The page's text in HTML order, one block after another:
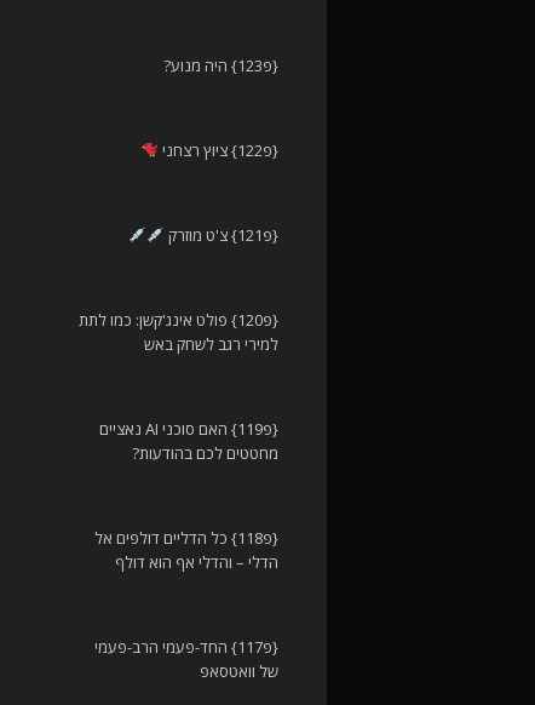
{פ123} היה מנוע?
{פ122} ציוץ רצחני
{פ121} צ'ט מוזרק
{פ120} פולט אינג'קשן: כמו לתת
למירי רגב לשחק באש
{פ119} האם סוכני AI נאציים
מחטטים לכם בהודעות?
{פ118} כל הדליים דולפים אל
הדלי – והדלי אף הוא דולף
{פ117} החד-פעמי הרב-פעמי
של וואטסאפ